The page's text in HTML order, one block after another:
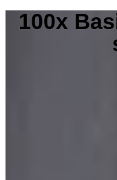
100x